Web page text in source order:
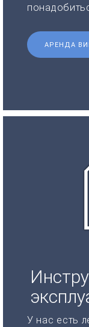
АРЕНДА
У нас есть